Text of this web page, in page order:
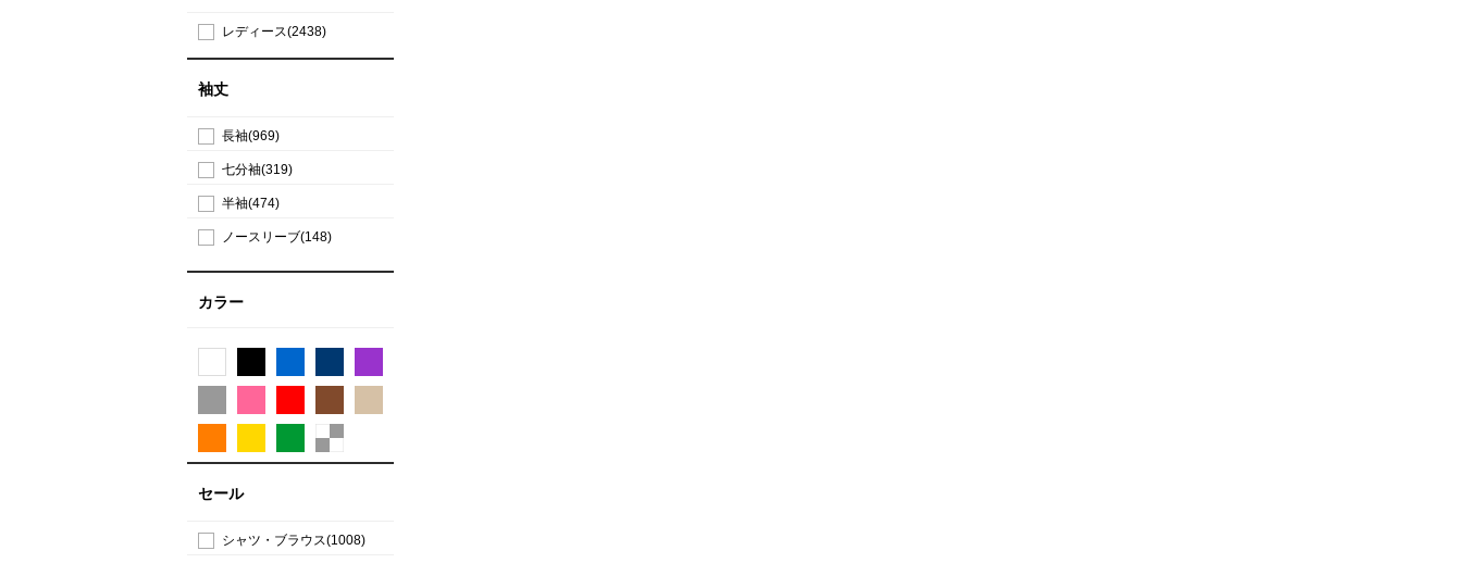
レディース(2438)
袖丈
長袖(969)
七分袖(319)
半袖(474)
ノースリーブ(148)
カラー
セール
シャツ・ブラウス(1008)